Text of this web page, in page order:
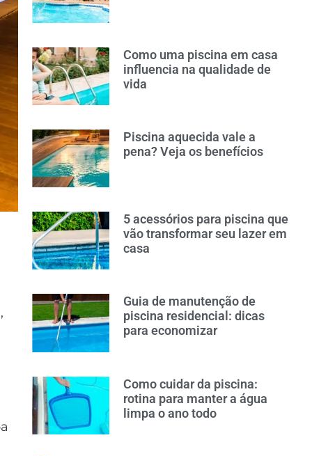
Como uma piscina em casa
influencia na qualidade de
vida
Piscina aquecida vale a
pena? Veja os benefícios
5 acessórios para piscina que
vão transformar seu lazer em
casa
Guia de manutenção de
piscina residencial: dicas
para economizar
Como cuidar da piscina:
rotina para manter a água
limpa o ano todo